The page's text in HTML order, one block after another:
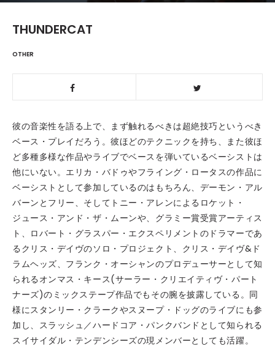
THUNDERCAT
OTHER
彼の音楽性を語る上で、まず触れるべきは超絶技巧というべき
ベース・プレイだろう。彼ほどのテクニックを持ち、また彼ほ
ど多種多様な作品やライブでベースを弾いているベーシストは
他にいない。エリカ・バドゥやフライング・ロータスの作品に
ベーシストとして参加しているのはもちろん、デーモン・アル
バーンとフリー、そしてトニー・アレンによるロケット・
ジュース・アンド・ザ・ムーンや、グラミー賞受賞アーティス
ト、ロバート・グラスパー・エクスペリメントのドラマーであ
るクリス・デイヴのソロ・プロジェクト、クリス・デイヴ&ド
ラムヘッズ、フランク・オーシャンのプロデューサーとして知
られるオンマス・キース(サーラー・クリエイティヴ・パート
ナーズ)のミックステープ作品でもその腕を披露している。同
様にスタンリー・クラークやスヌープ・ドッグのライブにも参
加し、スラッシュ／ハードコア・パンクバンドとして知られる
スイサイダル・テンデンシーズの現メンバーとしても活躍。